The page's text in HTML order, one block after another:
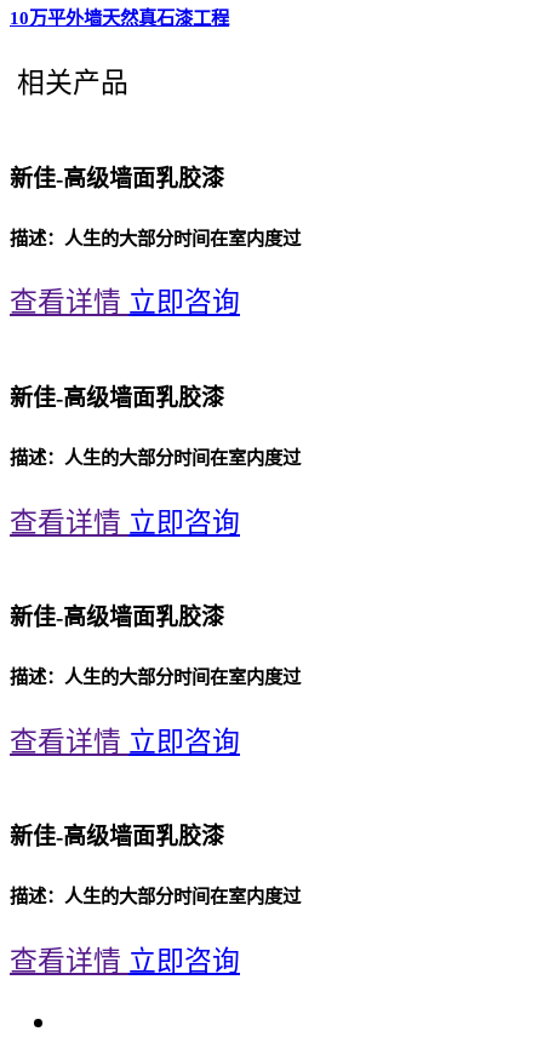
10万平外墙天然真石漆工程
相关产品
新佳-高级墙面乳胶漆
描述：人生的大部分时间在室内度过
查看详情 立即咨询
新佳-高级墙面乳胶漆
描述：人生的大部分时间在室内度过
查看详情 立即咨询
新佳-高级墙面乳胶漆
描述：人生的大部分时间在室内度过
查看详情 立即咨询
新佳-高级墙面乳胶漆
描述：人生的大部分时间在室内度过
查看详情 立即咨询